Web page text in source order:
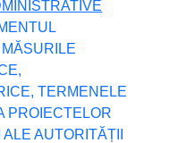
TERMENELE
PROIECTELOR
AUTORITĂȚII